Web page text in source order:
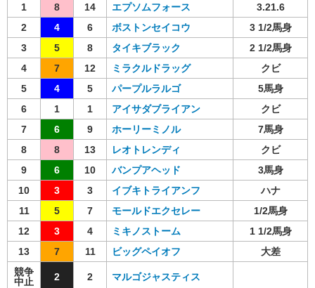
1 8 14 エプソムフォース
3.21.6
2
4 6 ボストンセイコウ
3 1/2馬身
3
5 8 タイキブラック
2 1/2馬身
4
7 12 ミラクルドラッグ
クビ
5
4 5 パープルラルゴ
5馬身
6
1 1 アイサダブライアン
クビ
7
6 9 ホーリーミノル
7馬身
8
8 13 レオトレンディ
クビ
9
6 10 バンプアヘッド
3馬身
10
3 3 イブキトライアンフ
ハナ
11
5 7 モールドエクセレー
1/2馬身
12
3 4 ミキノストーム
1 1/2馬身
13
7 11 ビッグペイオフ
大差
競争
中止
2 2 マルゴジャスティス